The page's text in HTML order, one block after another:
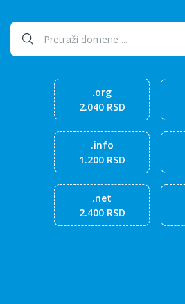
.org
2.040 RSD
.info
1.200 RSD
.net
2.400 RSD